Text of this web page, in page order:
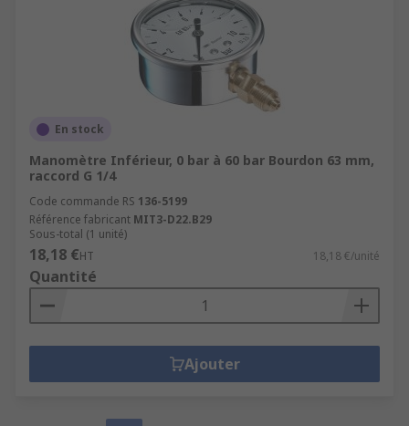
En stock
Manomètre Inférieur, 0 bar à 60 bar Bourdon 63 mm,
raccord G 1/4
Code commande RS 136-5199
Référence fabricant MIT3-D22.B29
Sous-total (1 unité)
18,18 €HT 18,18 €/unité
Quantité
Ajouter